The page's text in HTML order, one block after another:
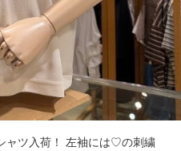
ャツ入荷！ 左袖には♡の刺繍